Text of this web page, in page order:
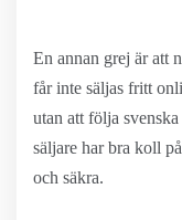
En annan grej är att
får inte säljas fritt
utan att följa
säljare har bra koll
och säkra.